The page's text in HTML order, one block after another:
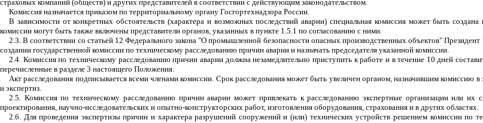
страховых компаний (обществ) и других представителей в соответствии с действующим законодательством.
Комиссия назначается приказом по территориальному органу Госгортехнадзора России.
В зависимости от конкретных обстоятельств (характера и возможных последствий аварии) специальная комиссия может быть
комиссии могут быть также включены представители органов, указанных в пункте 1.5.1 по согласованию с ними.
2.3. В соответствии со статьей 12 Федерального закона "О промышленной безопасности опасных производственных объектов"
создании государственной комиссии по техническому расследованию причин аварии и назначать председателя указанной комиссии.
2.4. Комиссия по техническому расследованию причин аварии должна незамедлительно приступить к работе и в течение 10 дней
перечисленные в разделе 3 настоящего Положения.
Акт расследования подписывается всеми членами комиссии. Срок расследования может быть увеличен органом, назначившим комиссию
и экспертиз.
2.5. Комиссия по техническому расследованию причин аварии может привлекать к расследованию экспертные организации или их
проектирования, научно-исследовательских и опытно-конструкторских работ, изготовления оборудования, страхования и в других областях.
2.6. Для проведения экспертизы причин и характера разрушений сооружений и (или) технических устройств решением комиссии по